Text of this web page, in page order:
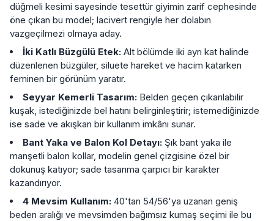
düğmeli kesimi sayesinde tesettür giyimin zarif cephesinde
öne çıkan bu model; lacivert rengiyle her dolabın
vazgeçilmezi olmaya aday.
İki Katlı Büzgülü Etek: Alt bölümde iki ayrı kat halinde
düzenlenen büzgüler, siluete hareket ve hacim katarken
feminen bir görünüm yaratır.
Seyyar Kemerli Tasarım: Belden geçen çıkarılabilir
kuşak, istediğinizde bel hatını belirginleştirir; istemediğinizde
ise sade ve akışkan bir kullanım imkânı sunar.
Bant Yaka ve Balon Kol Detayı: Şık bant yaka ile
manşetli balon kollar, modelin genel çizgisine özel bir
dokunuş katıyor; sade tasarıma çarpıcı bir karakter
kazandırıyor.
4 Mevsim Kullanım: 40'tan 54/56'ya uzanan geniş
beden aralığı ve mevsimden bağımsız kumaş seçimi ile bu